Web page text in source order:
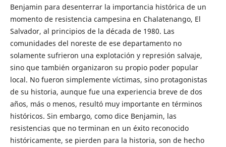
Benjamin para desenterrar la importancia histórica de un
momento de resistencia campesina en Chalatenango, El
Salvador, al principios de la década de 1980. Las
comunidades del noreste de ese departamento no
solamente sufrieron una explotación y represión salvaje,
sino que también organizaron su propio poder popular
local. No fueron simplemente víctimas, sino protagonistas
de su historia, aunque fue una experiencia breve de dos
años, más o menos, resultó muy importante en términos
históricos. Sin embargo, como dice Benjamin, las
resistencias que no terminan en un éxito reconocido
históricamente, se pierden para la historia, son de hecho